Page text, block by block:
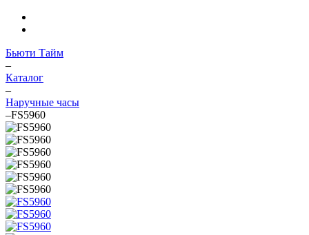
Бьюти Тайм
–
Каталог
–
Наручные часы
–FS5960